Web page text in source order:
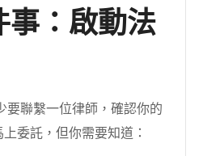
：啟動法
要聯繫一位律師，確認你的
委託，但你需要知道：